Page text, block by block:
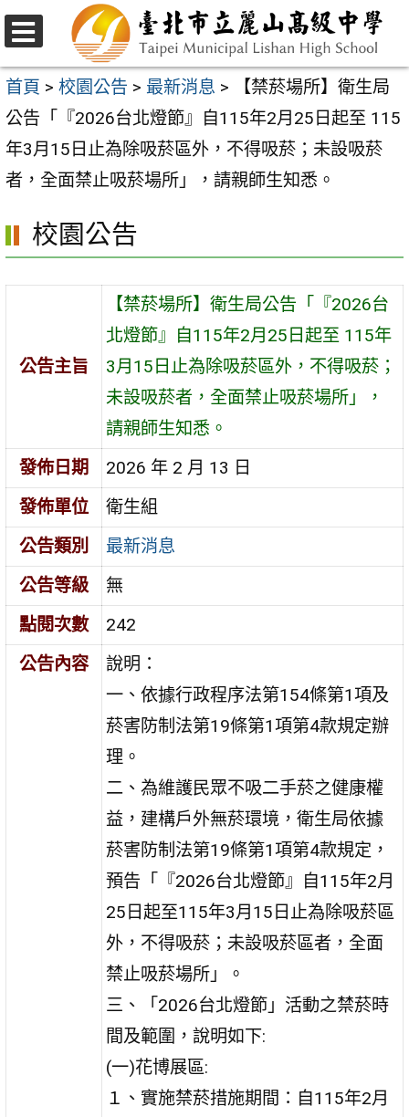
跳
至
主
要
內
容
選
單
首頁 > 校園公告 > 最新消息 >
【禁菸場所】衛生局
公告「『2026台北燈節』自115年2月25日起至 115
年3月15日止為除吸菸區外，不得吸菸；未設吸菸
者，全面禁止吸菸場所」，請親師生知悉。
校園公告
公告主旨
【禁菸場所】衛生局公告「『2026台
北燈節』自115年2月25日起至 115年
3月15日止為除吸菸區外，不得吸菸；
未設吸菸者，全面禁止吸菸場所」，
請親師生知悉。
發佈日期
2026 年 2 月 13 日
發佈單位
衛生組
公告類別
最新消息
公告等級
無
點閱次數
242
公告內容
說明：
一、依據行政程序法第154條第1項及
菸害防制法第19條第1項第4款規定辦
理。
二、為維護民眾不吸二手菸之健康權
益，建構戶外無菸環境，衛生局依據
菸害防制法第19條第1項第4款規定，
預告「『2026台北燈節』自115年2月
25日起至115年3月15日止為除吸菸區
外，不得吸菸；未設吸菸區者，全面
禁止吸菸場所」。
三、「2026台北燈節」活動之禁菸時
間及範圍，說明如下:
(一)花博展區:
１、實施禁菸措施期間：自115年2月